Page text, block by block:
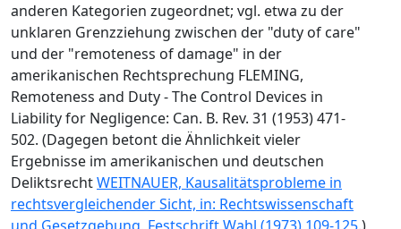
anderen Kategorien zugeordnet; vgl. etwa zu der
unklaren Grenzziehung zwischen der "duty of care"
und der "remoteness of damage" in der
amerikanischen Rechtsprechung FLEMING,
Remoteness and Duty - The Control Devices in
Liability for Negligence: Can. B. Rev. 31 (1953) 471-
502. (Dagegen betont die Ähnlichkeit vieler
Ergebnisse im amerikanischen und deutschen
DeliktsrechtWEITNAUER, Kausalitätsprobleme in
rechtsvergleichender Sicht, in: Rechtswissenschaft